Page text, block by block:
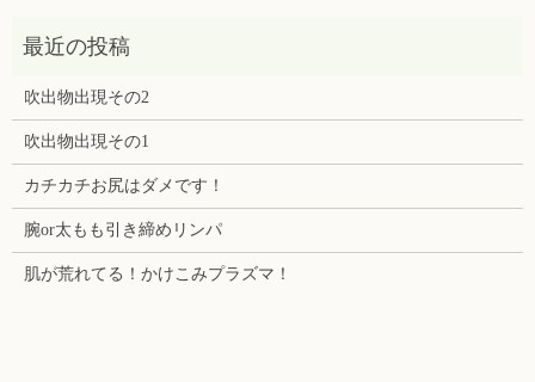
吹出物出現その2
吹出物出現その1
カチカチお尻はダメです！
腕or太もも引き締めリンパ
肌が荒れてる！かけこみプラズマ！